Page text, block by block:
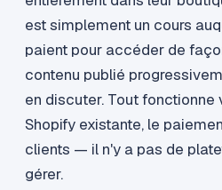
est simplement un cours
paient pour accéder de
contenu publié
en discuter. Tout fonctionne
Shopify existante, le
clients — il n'y a pas de
gérer.